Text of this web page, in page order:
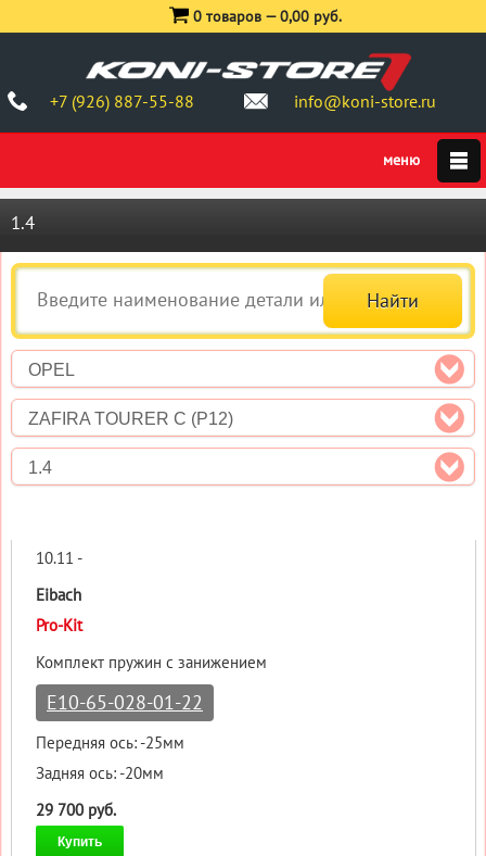
+7 (926) 887-55-88 info@koni-store.ru
0 товаров —0,00 руб.
1.4
OPEL
ZAFIRA TOURER C (P12)
1.4
10.11 -
Eibach
Pro-Kit
Комплект пружин с занижением
E10-65-028-01-22
Передняя ось: -25мм
Задняя ось: -20мм
29 700 руб.
Купить